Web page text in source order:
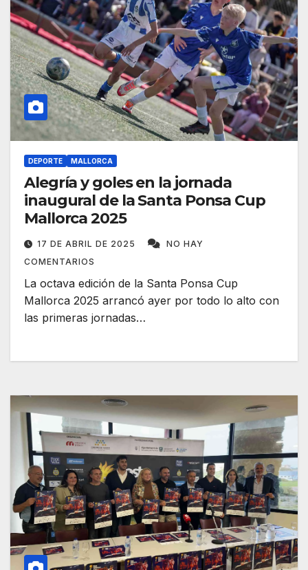
DEPORTE MALLORCA
Alegría y goles en la jornada
inaugural de la Santa Ponsa Cup
Mallorca 2025
17 DE ABRIL DE 2025
NO HAY
COMENTARIOS
La octava edición de la Santa Ponsa Cup
Mallorca 2025 arrancó ayer por todo lo alto con
las primeras jornadas…